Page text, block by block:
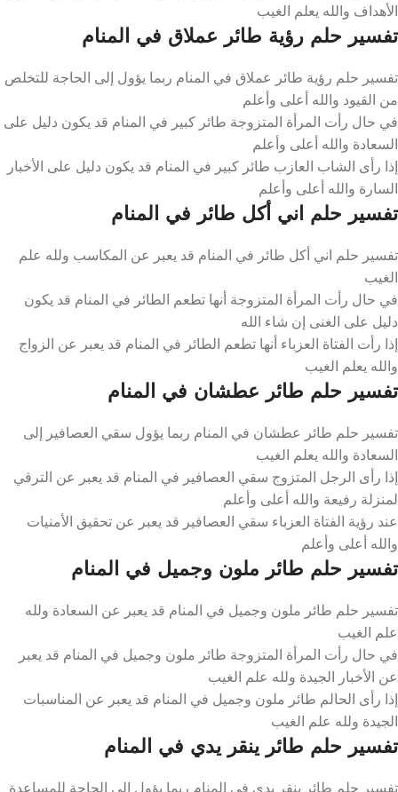
الأهداف والله يعلم الغيب
تفسير حلم رؤية طائر عملاق في المنام
تفسير حلم رؤية طائر عملاق في المنام ربما يؤول إلى الحاجة للتخلص
من القيود والله أعلى وأعلم
في حال رأت المرأة المتزوجة طائر كبير في المنام قد يكون دليل على
السعادة والله أعلى وأعلم
إذا رأى الشاب العازب طائر كبير في المنام قد يكون دليل على الأخبار
السارة والله أعلى وأعلم
تفسير حلم اني أكل طائر في المنام
تفسير حلم اني أكل طائر في المنام قد يعبر عن المكاسب ولله علم
الغيب
في حال رأت المرأة المتزوجة أنها تطعم الطائر في المنام قد يكون
دليل على الغنى إن شاء الله
إذا رأت الفتاة العزباء أنها تطعم الطائر في المنام قد يعبر عن الزواج
والله يعلم الغيب
تفسير حلم طائر عطشان في المنام
تفسير حلم طائر عطشان في المنام ربما يؤول سقي العصافير إلى
السعادة والله يعلم الغيب
إذا رأى الرجل المتزوج سقي العصافير في المنام قد يعبر عن الترقي
لمنزلة رفيعة والله أعلى وأعلم
عند رؤية الفتاة العزباء سقي العصافير قد يعبر عن تحقيق الأمنيات
والله أعلى وأعلم
تفسير حلم طائر ملون وجميل في المنام
تفسير حلم طائر ملون وجميل في المنام قد يعبر عن السعادة ولله
علم الغيب
في حال رأت المرأة المتزوجة طائر ملون وجميل في المنام قد يعبر
عن الأخبار الجيدة ولله علم الغيب
إذا رأى الحالم طائر ملون وجميل في المنام قد يعبر عن المناسبات
الجيدة ولله علم الغيب
تفسير حلم طائر ينقر يدي في المنام
تفسير حلم طائر ينقر يدي في المنام ربما يؤول إلى الحاجة للمساعدة